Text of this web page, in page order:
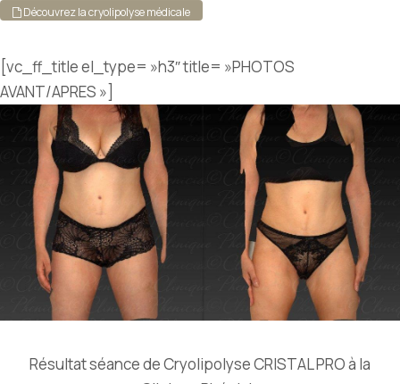
Découvrez la cryolipolyse médicale
[vc_ff_title el_type= »h3″ title= »PHOTOS
AVANT/APRES »]
Résultat séance de Cryolipolyse CRISTAL PRO à la